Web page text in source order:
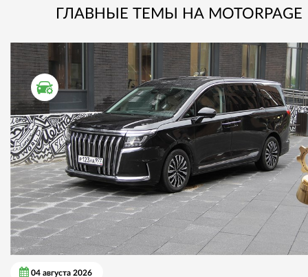
ГЛАВНЫЕ ТЕМЫ НА MOTORPAGE
ТЕСТ ДРАЙВ
04 августа 2026